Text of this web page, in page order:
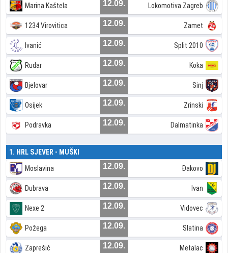
Marina Kaštela 12.09. Lokomotiva Zagreb
1234 Virovitica 12.09. Zamet
Ivanić 12.09. Split 2010
Rudar 12.09. Koka
Bjelovar 12.09. Sinj
Osijek 12.09. Zrinski
Podravka 12.09. Dalmatinka
1. HRL SJEVER - MUŠKI
Moslavina 12.09. Đakovo
Dubrava 12.09. Ivan
Nexe 2 12.09. Vidovec
Požega 12.09. Slatina
Zaprešić 12.09. Metalac